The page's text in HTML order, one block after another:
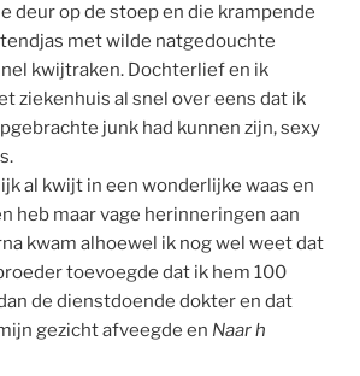
deur op de stoep en die krampende
met wilde natgedouchte
kwijtraken. Dochterlief en ik
ziekenhuis al snel over eens dat ik
junk had kunnen zijn, sexy
al kwijt in een wonderlijke waas en
heb maar vage herinneringen aan
kwam alhoewel ik nog wel weet dat
toevoegde dat ik hem 100
de dienstdoende dokter en dat
gezicht afveegde en Naar h